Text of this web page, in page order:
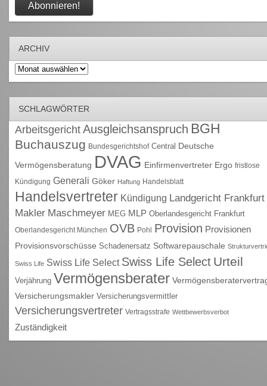
ARCHIV
Archiv
SCHLAGWÖRTER
Arbeitsgericht Ausgleichsanspruch BGH
Buchauszug Bundesgerichtshof Central Deutsche
Vermögensberatung DVAG Einfirmenvertreter Ergo fristlose
Kündigung Generali Göker Haftung Handelsblatt
Handelsvertreter Kündigung Landgericht Frankfurt
Makler Maschmeyer MEG MLP Oberlandesgericht Frankfurt
Oberlandesgericht München OVB Pohl Provision Provisionen
Provisionsvorschüsse Schadenersatz Softwarepauschale
Swiss Life Swiss Life Select Swiss Life Select Urteil
Verjährung Vermögensberater
Versicherungsmakler Versicherungsvermittler
Versicherungsvertreter Vertragsstrafe Wettbewerbsverbot
Zuständigkeit